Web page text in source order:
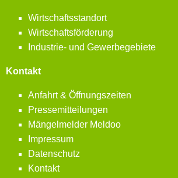
Wirtschaftsstandort
Wirtschaftsförderung
Industrie- und Gewerbegebiete
Kontakt
Anfahrt & Öffnungszeiten
Pressemitteilungen
Mängelmelder Meldoo
Impressum
Datenschutz
Kontakt